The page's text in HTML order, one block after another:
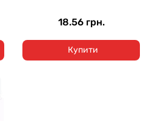
18.56 грн.
Купити